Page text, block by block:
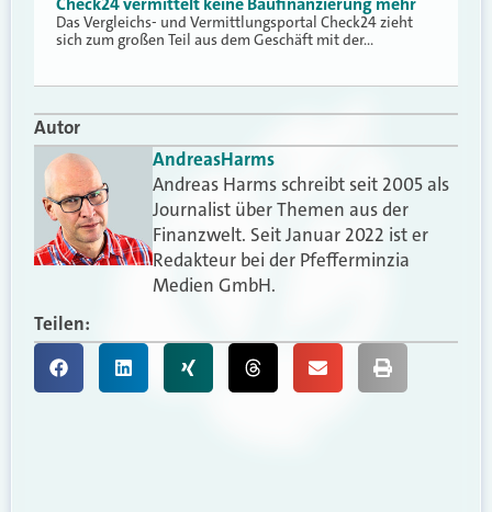
Das Vergleichs- und Vermittlungsportal Check24 zieht
sich zum großen Teil aus dem Geschäft mit der…
Autor
AndreasHarms
Andreas Harms schreibt seit 2005 als
Journalist über Themen aus der
Finanzwelt. Seit Januar 2022 ist er
Redakteur bei der Pfefferminzia
Medien GmbH.
Teilen: